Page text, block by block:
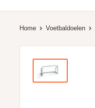
Home Voetbaldoelen